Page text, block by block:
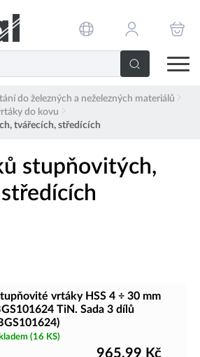
do železných a neželezných materiálů
do kovu
tvářecích, středících
stupňovitých,
vrtáky HSS 4 ÷ 30 mm
TiN. Sada 3 dílů
(16 KS)
965,99 Kč